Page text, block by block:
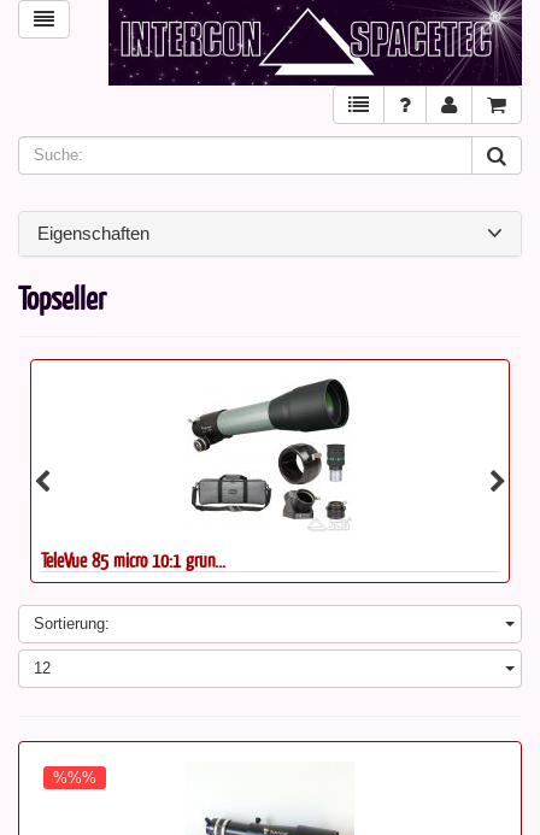
Eigenschaften
Topseller
TeleVue 76 micro 10:1 weiß,...
Sortierung:
12
%%%